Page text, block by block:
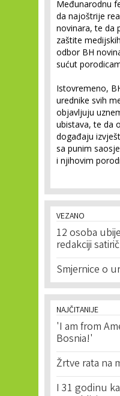
Međunarodnu
da najoštrije
novinara, te da
zaštite
odbor BH
sućut
Istovremeno,
urednike svih
objavljuju
ubistava, te da
događaju
sa punim
i njihovim
VEZANO
12 osoba
redakciji
Smjernice o
NAJČITANIJE
'I am from
Bosnia!'
Žrtve rata na
I 31 godinu